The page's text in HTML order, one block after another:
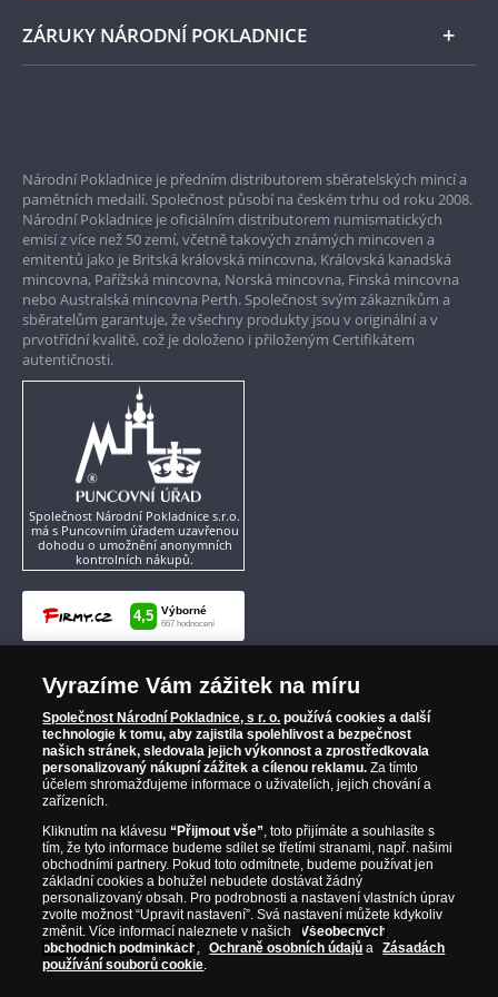
ZÁRUKY NÁRODNÍ POKLADNICE
Garance nejvyšší kvality
Pouze originální produkty
Národní Pokladnice je předním distributorem sběratelských mincí a
pamětních medailí. Společnost působí na českém trhu od roku 2008.
Národní Pokladnice je oficiálním distributorem numismatických
emisí z více než 50 zemí, včetně takových známých mincoven a
emitentů jako je Britská královská mincovna, Královská kanadská
mincovna, Pařížská mincovna, Norská mincovna, Finská mincovna
nebo Australská mincovna Perth. Společnost svým zákazníkům a
sběratelům garantuje, že všechny produkty jsou v originální a v
prvotřídní kvalitě, což je doloženo i přiloženým Certifikátem
autentičnosti.
Společnost Národní Pokladnice s.r.o.
má s Puncovním úřadem uzavřenou
dohodu o umožnění anonymních
kontrolních nákupů.
Vyrazíme Vám zážitek na míru
Společnost Národní Pokladnice, s r. o. používá cookies a další
technologie k tomu, aby zajistila spolehlivost a bezpečnost
našich stránek, sledovala jejich výkonnost a zprostředkovala
personalizovaný nákupní zážitek a cílenou reklamu. Za tímto
účelem shromažďujeme informace o uživatelích, jejich chování a
zařízeních.
Kliknutím na klávesu“Přijmout vše”, toto přijímáte a souhlasíte s
tím, že tyto informace budeme sdílet se třetími stranami, např. našimi
obchodními partnery. Pokud toto odmítnete, budeme používat jen
základní cookies a bohužel nebudete dostávat žádný
personalizovaný obsah. Pro podrobnosti a nastavení vlastních úprav
zvolte možnost “Upravit nastavení”. Svá nastavení můžete kdykoliv
změnit. Více informací naleznete v našich
Všeobecných
obchodních podmínkách , Ochraně osobních údajů a
Zásadách
používání souborů cookie.